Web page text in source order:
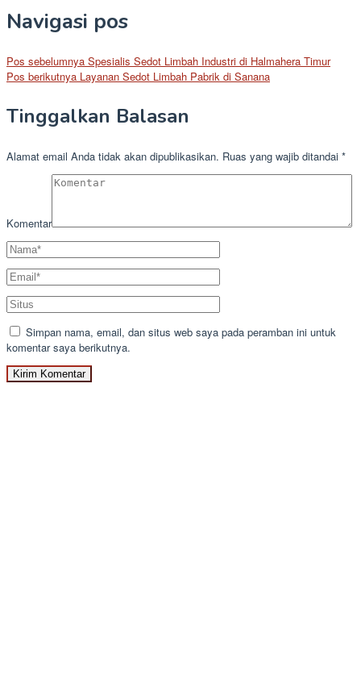
Navigasi pos
Pos sebelumnya Spesialis Sedot Limbah Industri di Halmahera Timur
Pos berikutnya Layanan Sedot Limbah Pabrik di Sanana
Tinggalkan Balasan
Alamat email Anda tidak akan dipublikasikan. Ruas yang wajib ditandai *
Komentar
Simpan nama, email, dan situs web saya pada peramban ini untuk
komentar saya berikutnya.